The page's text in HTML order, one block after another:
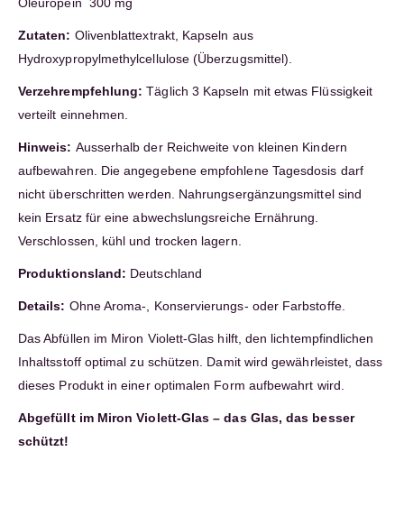
Zutaten: Olivenblattextrakt, Kapseln aus
Hydroxypropylmethylcellulose (Überzugsmittel).
Verzehrempfehlung: Täglich 3 Kapseln mit etwas Flüssigkeit
verteilt einnehmen.
Hinweis: Ausserhalb der Reichweite von kleinen Kindern
aufbewahren. Die angegebene empfohlene Tagesdosis darf
nicht überschritten werden. Nahrungsergänzungsmittel sind
kein Ersatz für eine abwechslungsreiche Ernährung.
Verschlossen, kühl und trocken lagern.
Produktionsland: Deutschland
Details: Ohne Aroma-, Konservierungs- oder Farbstoffe.
Das Abfüllen im Miron Violett-Glas hilft, den lichtempfindlichen
Inhaltsstoff optimal zu schützen. Damit wird gewährleistet, dass
dieses Produkt in einer optimalen Form aufbewahrt wird.
Abgefüllt im Miron Violett-Glas – das Glas, das besser
schützt!